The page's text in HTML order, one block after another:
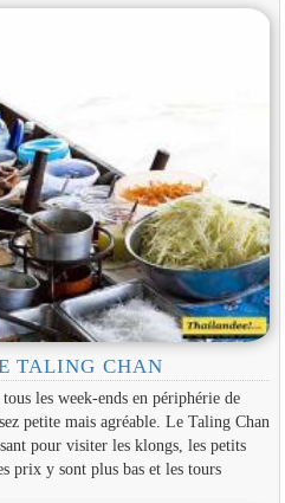
TALING CHAN
les week-ends en périphérie de
petite mais agréable. Le Taling Chan
pour visiter les klongs, les petits
prix y sont plus bas et les tours